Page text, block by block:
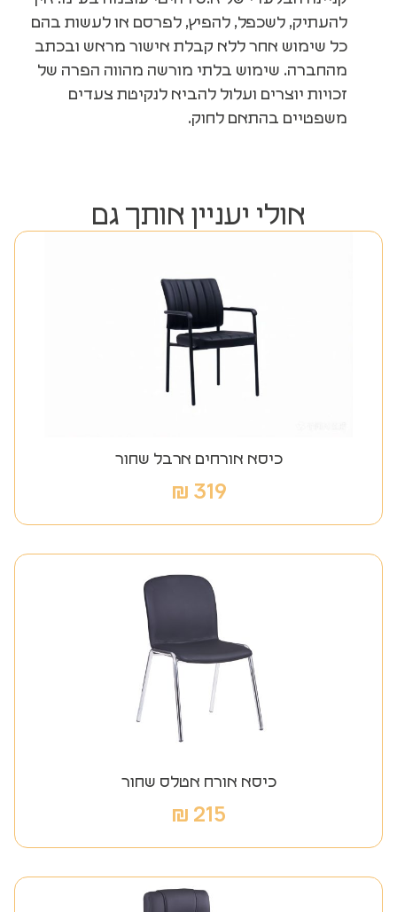
להעתיק, לשכפל, להפיץ, לפרסם או לעשות בהם
כל שימוש אחר ללא קבלת אישור מראש ובכתב
מהחברה. שימוש בלתי מורשה מהווה הפרה של
זכויות יוצרים ועלול להביא לנקיטת צעדים
משפטיים בהתאם לחוק.
אולי יעניין אותך גם
כיסא אורחים ארבל שחור
319
₪
כיסא אורח אטלס שחור
215
₪